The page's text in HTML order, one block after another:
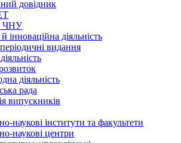
довідник
ЧНУ
інноваційна діяльність
видання
діяльність
рада
випускників
наукові інститути та факультети
наукові центри